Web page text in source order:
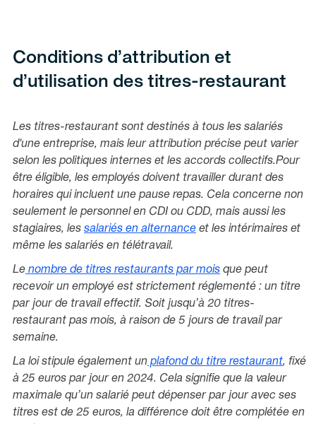
Conditions d’attribution et
d’utilisation des titres-restaurant
Les titres-restaurant sont destinés à tous les salariés
d'une entreprise, mais leur attribution précise peut varier
selon les politiques internes et les accords collectifs.Pour
être éligible, les employés doivent travailler durant des
horaires qui incluent une pause repas. Cela concerne non
seulement le personnel en CDI ou CDD, mais aussi les
stagiaires, les salariés en alternance et les intérimaires et
même les salariés en télétravail.
Le nombre de titres restaurants par mois que peut
recevoir un employé est strictement réglementé : un titre
par jour de travail effectif. Soit jusqu’à 20 titres-
restaurant pas mois, à raison de 5 jours de travail par
semaine.
La loi stipule également un plafond du titre restaurant, fixé
à 25 euros par jour en 2024. Cela signifie que la valeur
maximale qu’un salarié peut dépenser par jour avec ses
titres est de 25 euros, la différence doit être complétée en